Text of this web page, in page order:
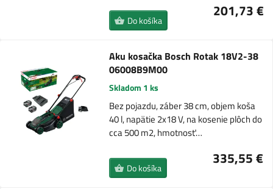
201,73 €
Do košíka
Aku kosačka Bosch Rotak 18V2-38
06008B9M00
Skladom 1 ks
Bez pojazdu, záber 38 cm, objem koša
40 l, napätie 2x18 V, na kosenie plôch do
cca 500 m2, hmotnosť…
335,55 €
Do košíka